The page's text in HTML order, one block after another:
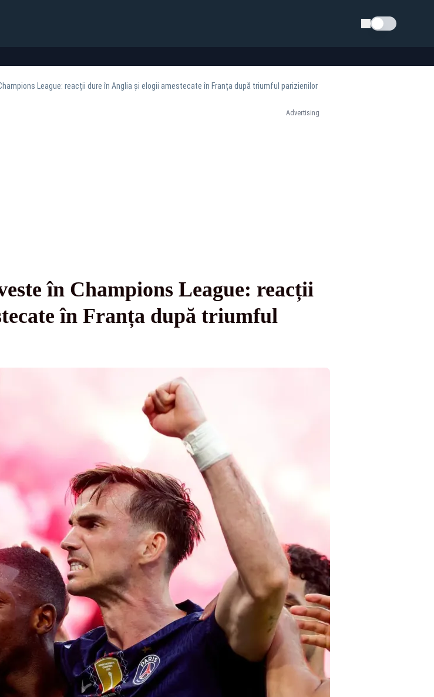
Schimba tema
League: reacții dure în Anglia și elogii amestecate în Franța după triumful parizienilor
Advertising
în Champions League: reacții
în Franța după triumful